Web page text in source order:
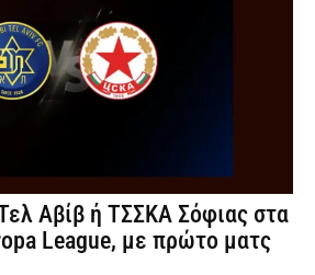
Αβίβ ή ΤΣΣΚΑ Σόφιας στα
League, με πρώτο ματς